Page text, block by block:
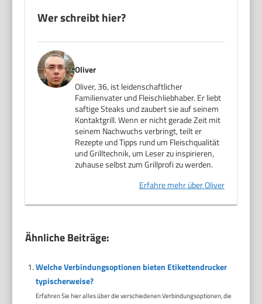
Wer schreibt hier?
Oliver
Oliver, 36, ist leidenschaftlicher
Familienvater und Fleischliebhaber. Er liebt
saftige Steaks und zaubert sie auf seinem
Kontaktgrill. Wenn er nicht gerade Zeit mit
seinem Nachwuchs verbringt, teilt er
Rezepte und Tipps rund um Fleischqualität
und Grilltechnik, um Leser zu inspirieren,
zuhause selbst zum Grillprofi zu werden.
Erfahre mehr über Oliver
Ähnliche Beiträge:
Welche Verbindungsoptionen bieten Etikettendrucker
typischerweise?
Erfahren Sie hier alles über die verschiedenen Verbindungsoptionen, die